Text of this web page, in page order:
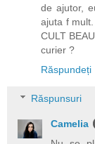
de ajutor,
ajuta f
CULT
curier ?
Răspundeți
Răspunsuri
Camelia